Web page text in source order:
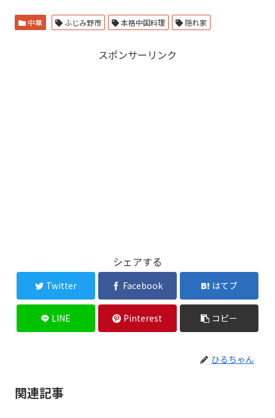
中華 ふじみ野市 本格中国料理 隠れ家
スポンサーリンク
シェアする
Twitter Facebook はてブ
LINE Pinterest コピー
ひるちゃん
関連記事